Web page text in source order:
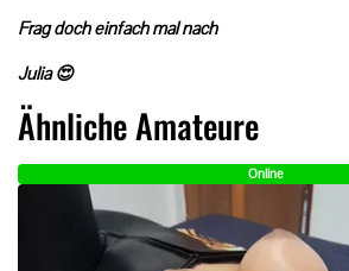
Frag doch einfach mal nach
Julia 😍
Ähnliche Amateure
Online